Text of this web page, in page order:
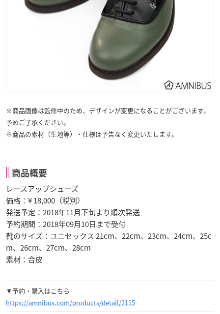
※商品画像は監修中のため、デザインが変更になることがございます。
予めご了承ください。
※商品の素材（生地等）・仕様は予告なく変更いたします。
商品概要
レースアップシューズ
価格：¥ 18,000（税別）
発送予定：2018年11月下旬より順次発送
予約期間：2018年09月10日まで受付
靴のサイズ：ユニセックス 21cm、22cm、23cm、24cm、25c
m、26cm、27cm、28cm
素材：合皮
▼予約・購入はこちら
https://amnibus.com/products/detail/2115